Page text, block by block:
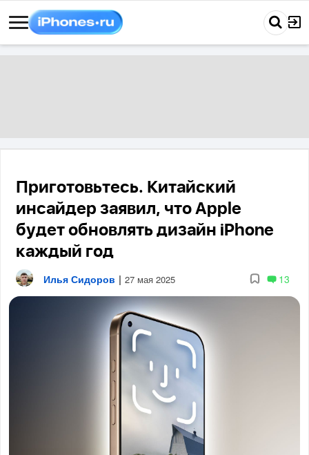
Приготовьтесь. Китайский
инсайдер заявил, что Apple
будет обновлять дизайн iPhone
каждый год
Илья Сидоров | 27 мая 2025 13